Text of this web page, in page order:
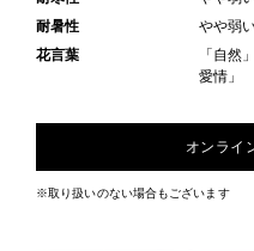
耐暑性
やや弱
花言葉
「自然
愛情」
オンライ
※取り扱いのない場合もございます